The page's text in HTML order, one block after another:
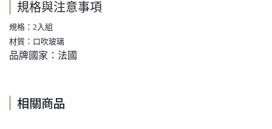
規格與注意事項
規格：2入組
材質：口吹玻璃
品牌國家：法國
相關商品